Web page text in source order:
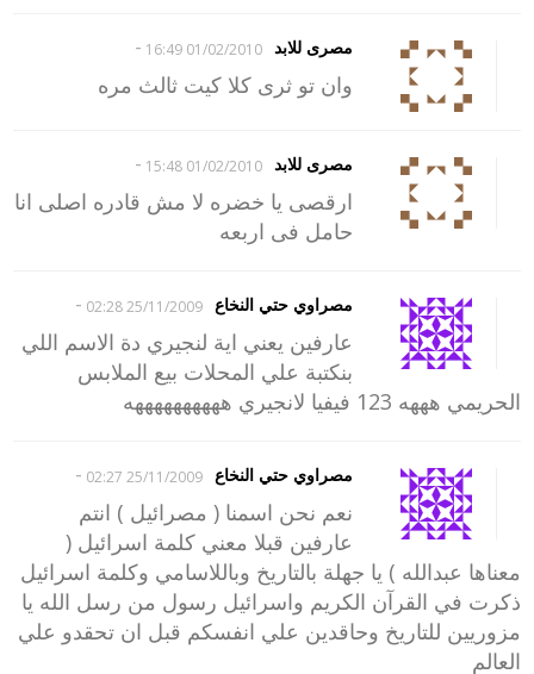
مصرى للابد 01/02/2010 16:49
-
وان تو ثرى كلا كيت ثالث مره
مصرى للابد 01/02/2010 15:48
-
ارقصى يا خضره لا مش قادره اصلى انا
حامل فى اربعه
مصراوي حتي النخاع 25/11/2009 02:28
-
عارفين يعني اية لنجيري دة الاسم اللي
بنكتبة علي المحلات بيع الملابس
الحريمي هههه 123 فيفيا لانجيري ههههههههههه
مصراوي حتي النخاع 25/11/2009 02:27
-
نعم نحن اسمنا ( مصرائيل ) انتم
عارفين قبلا معني كلمة اسرائيل (
معناها عبدالله ) يا جهلة بالتاريخ وباللاسامي وكلمة اسرائيل
ذكرت في القرآن الكريم واسرائيل رسول من رسل الله يا
مزوريين للتاريخ وحاقدين علي انفسكم قبل ان تحقدو علي
العالم